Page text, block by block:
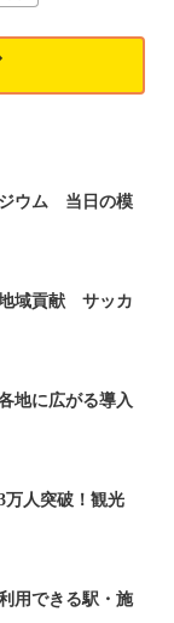
ジウム 当日の模
地域貢献 サッカ
地に広がる導入
万人突破！観光
用できる駅・施